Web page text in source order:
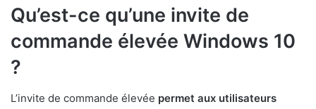
Qu’est-ce qu’une invite de
commande élevée Windows 10
?
L’invite de commande élevée permet aux utilisateurs